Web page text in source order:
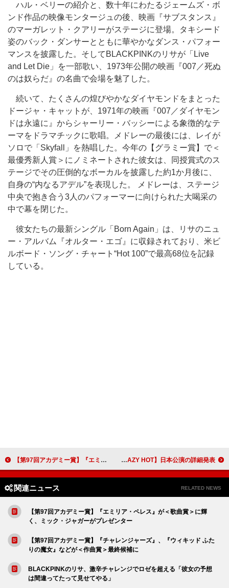
ハル・ベリーの紹介と、数十年にわたるジェームズ・ボ
ンド作品の映像モンタージュの後、映画『サブスタンス』
のマーガレット・クアリーがステージに登場。タキシード
姿のバック・ダンサーとともに華やかなダンス・パフォー
マンスを披露した。そしてBLACKPINKのリサが「Live
and Let Die」を一部歌い、1973年公開の映画『007／死ぬ
のは奴らだ』の名曲で会場を魅了した。
続いて、たくさんの煌びやかなダイヤモンドをまとった
ドージャ・キャットが、1971年の映画『007／ダイヤモン
ドは永遠に』からシャーリー・バッシーによる象徴的なテ
ーマをドラマチックに歌唱。メドレーの最後には、レイが
ソロで「Skyfall」を熱唱した。今年の【グラミー賞】で＜
最優秀新人賞＞にノミネートされた彼女は、同授賞式のス
テージでその圧倒的なボーカルを披露した約1か月後に、
自身の“内なるアデル”を表現した。 メドレーは、ステージ
中央で抱き合う3人のパフォーマーに向けられた大喝采の
中で幕を閉じた。
彼女たちの最新シングル「Born Again」は、リサのニュ
ー・アルバム『オルター・エゴ』に収録されており、米ビ
ルボード・ソング・チャート“Hot 100”で最高68位を記録
している。
【第97回アカデミー賞】『エミリア・ペレス』が＜歌曲賞＞に輝く、ミック・ジャガーがプレゼンター LE SSERAFIM、初のワールドツアー【EASY CRAZY HOT】日本公演の詳細発表
関連ニュース RELATED NEWS
【第97回アカデミー賞】『エミリア・ペレス』が＜歌曲賞＞に輝
く、ミック・ジャガーがプレゼンター
【第97回アカデミー賞】『チャレンジャーズ』、『ウィキッド ふた
りの魔女』などが＜作曲賞＞最終候補に
BLACKPINKのリサ、激辛チャレンジでロゼを超える「彼女の予想
は間違ってたって見せてやる」